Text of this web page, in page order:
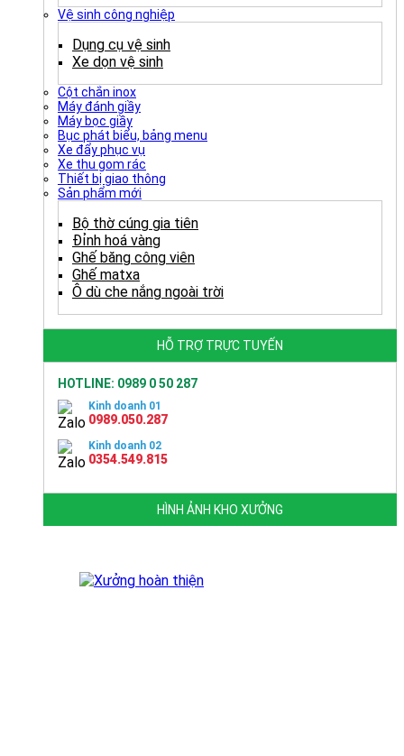
Vệ sinh công nghiệp
Dụng cụ vệ sinh
Xe dọn vệ sinh
Cột chắn inox
Máy đánh giầy
Máy bọc giầy
Bục phát biểu, bảng menu
Xe đẩy phục vụ
Xe thu gom rác
Thiết bị giao thông
Sản phẩm mới
Bộ thờ cúng gia tiên
Đỉnh hoá vàng
Ghế băng công viên
Ghế matxa
Ô dù che nắng ngoài trời
HỖ TRỢ TRỰC TUYẾN
HOTLINE: 0989 0 50 287
Kinh doanh 01
0989.050.287
Kinh doanh 02
0354.549.815
HÌNH ẢNH KHO XƯỞNG